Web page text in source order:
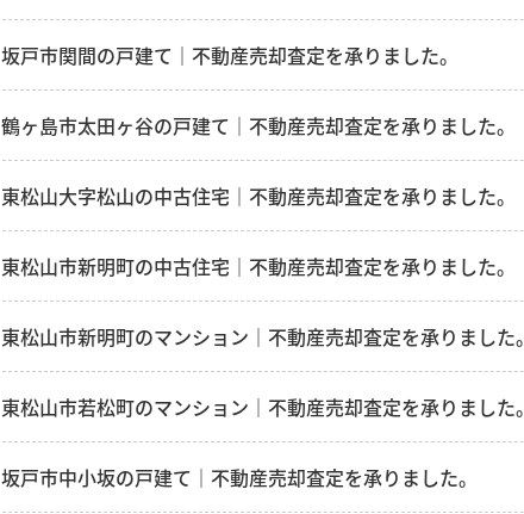
坂戸市関間の戸建て｜不動産売却査定を承りました。
鶴ヶ島市太田ヶ谷の戸建て｜不動産売却査定を承りました。
東松山大字松山の中古住宅｜不動産売却査定を承りました。
東松山市新明町の中古住宅｜不動産売却査定を承りました。
東松山市新明町のマンション｜不動産売却査定を承りました。
東松山市若松町のマンション｜不動産売却査定を承りました。
坂戸市中小坂の戸建て｜不動産売却査定を承りました。